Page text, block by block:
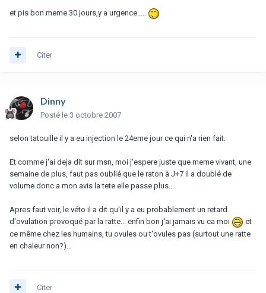
et pis bon meme 30 jours,y a urgence.....
Citer
Dinny
Posté le 3 octobre 2007
selon tatouille il y a eu injection le 24eme jour ce qui n'a rien fait.
Et comme j'ai deja dit sur msn, moi j'espere juste que meme vivant, une
semaine de plus, faut pas oublié que le raton à J+7 il a doublé de
volume donc a mon avis la tete elle passe plus...
Apres faut voir, le véto il a dit qu'il y a eu probablement un retard
d'ovulation provoqué par la ratte... enfin bon j'ai jamais vu ca moi
et
ce même chez les humains, tu ovules ou t'ovules pas (surtout une ratte
en chaleur non?)...
Citer